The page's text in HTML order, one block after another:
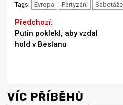
Tags: Evropa Partyzáni Sabotáže
Continue
Reading
Putin poklekl, aby vzdal
hold v Beslanu
VÍC PŘÍBĚHŮ